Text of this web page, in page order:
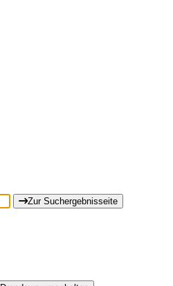
Zur Suchergebnisseite